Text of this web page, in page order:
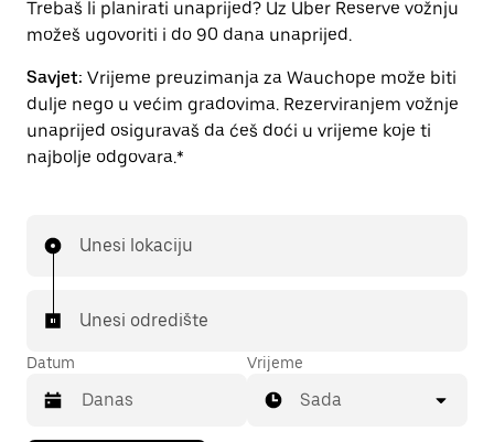
Trebaš li planirati unaprijed? Uz Uber Reserve vožnju
možeš ugovoriti i do 90 dana unaprijed.
Savjet: Vrijeme preuzimanja za Wauchope može biti
dulje nego u većim gradovima. Rezerviranjem vožnje
unaprijed osiguravaš da ćeš doći u vrijeme koje ti
najbolje odgovara.*
Unesi lokaciju
Unesi odredište
Datum Vrijeme
Sada